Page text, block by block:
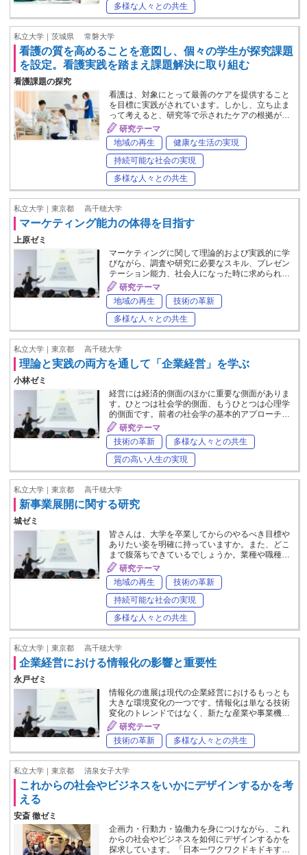
多様な人々との共生
私立大学｜茨城県 常磐大学
看護の質を高めることを意図し、個々の学生が探究課題
を設定。看護実践を踏まえ課題解決に取り組む
看護課題の探究
看護は、対象にとって最善のケアを提供すること
を目標に実践がされています。しかし、立ち止ま
って考えると、研究等で示されたケアの根拠が…
研究テーマ
地域の再生
健康な生活の実現
持続可能な社会の実現
多様な人々との共生
私立大学｜東京都 高千穂大学
マーケティング能力の体得を目指す
上原ゼミ
マーケティングに関して理論的および実践的に学
びながら、調査や研究に必要なスキル、プレゼン
テーション能力、社会人になった時に求められ…
研究テーマ
地域の再生
技術の革新
多様な人々との共生
私立大学｜東京都 高千穂大学
理論と実践の両方を通して「企業経営」を学ぶ
小林ゼミ
経営には経済的側面のほかに重要な側面がありま
す。ひとつは社会学的側面、もうひとつは心理学
的側面です。前者の社会学の基本的アプローチ…
研究テーマ
技術の革新
多様な人々との共生
質の高い人生の実現
私立大学｜東京都 高千穂大学
新事業展開に関する研究
城ゼミ
皆さんは、大学を卒業してからのやるべき目標や
ありたい姿を明確に持っていますか。また、どこ
まで腹落ちできているでしょうか。業種や職種…
研究テーマ
地域の再生
技術の革新
持続可能な社会の実現
多様な人々との共生
私立大学｜東京都 高千穂大学
企業経営における情報化の影響と重要性
永戸ゼミ
情報化の進展は現代の企業経営におけるもっとも
大きな環境変化の一つです。情報化は単なる技術
変化のトレンドではなく、新たな産業や事業機…
研究テーマ
技術の革新
多様な人々との共生
私立大学｜東京都 清泉女子大学
これからの社会やビジネスをいかにデザインするかを考
える
安斎 徹ゼミ
企画力・行動力・協働力を身につけながら、これ
からの社会やビジネスを如何にデザインするかを
探求しています。「日本一ワクワクドキドキす…